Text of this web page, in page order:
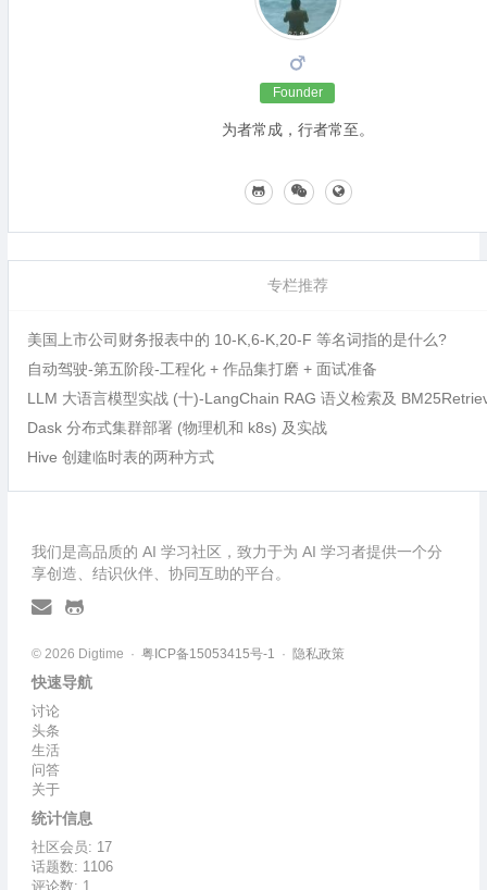
Founder
为者常成，行者常至。
专栏推荐
美国上市公司财务报表中的 10-K,6-K,20-F 等名词指的是什么?
自动驾驶-第五阶段-工程化 + 作品集打磨 + 面试准备
LLM 大语言模型实战 (十)-LangChain RAG 语义检索及
Dask 分布式集群部署 (物理机和 k8s) 及实战
Hive 创建临时表的两种方式
我们是高品质的 AI 学习社区，致力于为 AI 学习者提供一个分
享创造、结识伙伴、协同互助的平台。
© 2026 Digtime · 粤ICP备15053415号-1 · 隐私政策
快速导航
讨论
头条
生活
问答
关于
统计信息
社区会员: 17
话题数: 1106
评论数: 1